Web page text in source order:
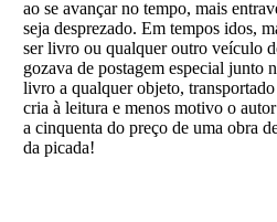
ao se avançar no tempo, mais
seja desprezado. Em tempos idos,
ser livro ou qualquer outro veículo
gozava de postagem especial junto
livro a qualquer objeto,
cria à leitura e menos motivo o
a cinquenta do preço de uma obra
da picada!